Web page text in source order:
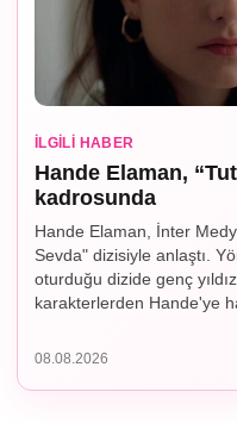
İLGILI HABER
Hande Elaman,
kadrosunda
Hande Elaman, İnter
Sevda" dizisiyle anlaştı.
oturduğu dizide genç
karakterlerden Hande'ye
08.08.2026